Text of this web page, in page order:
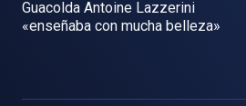
Guacolda Antoine Lazzerini
«enseñaba con mucha belleza»